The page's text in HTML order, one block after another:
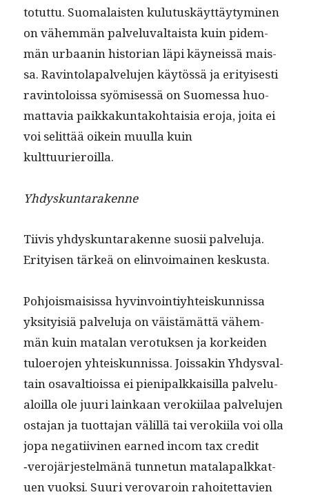
totut­tu. Suo­ma­lais­ten kulu­tuskäyt­täy­tymi­nen
on vähem­män palvelu­val­taista kuin pidem­
män urbaanin his­to­ri­an läpi käyneis­sä mais­
sa. Rav­in­to­la­palvelu­jen käytössä ja eri­tyis­es­ti
rav­in­tolois­sa syömisessä on Suomes­sa huo­
mat­tavia paikkakun­tako­htaisia ero­ja, joi­ta ei
voi selit­tää oikein muul­la kuin
kulttuurieroilla.
Yhdyskun­tarakenne
Tiivis yhdyskun­tarakenne suosii palvelu­ja.
Eri­tyisen tärkeä on elin­voimainen keskusta.
Pohjo­is­mai­sis­sa hyv­in­voin­tiy­hteiskun­nis­sa
yksi­ty­isiä palvelu­ja on väistämät­tä vähem­
män kuin mata­lan vero­tuk­sen ja korkei­den
tulo­ero­jen yhteiskun­nis­sa. Jois­sakin Yhdys­val­
tain osaval­tiois­sa ei pieni­palkkaisil­la palvelu­
aloil­la ole juuri lainkaan veroki­ilaa palvelu­jen
osta­jan ja tuot­ta­jan välil­lä tai veroki­ila voi olla
jopa negati­ivi­nen earned incom tax cred­it
‑vero­jär­jestelmänä tun­netun mata­la­palkkat­
uen vuok­si. Suuri verovaroin rahoitet­tavien